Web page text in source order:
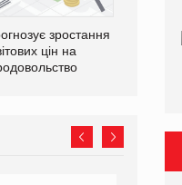
зростання
цін на